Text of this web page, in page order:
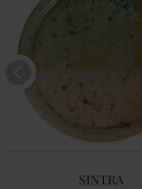
SINTRA